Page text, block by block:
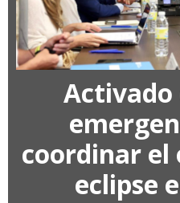
Activado
coordinar el
eclipse